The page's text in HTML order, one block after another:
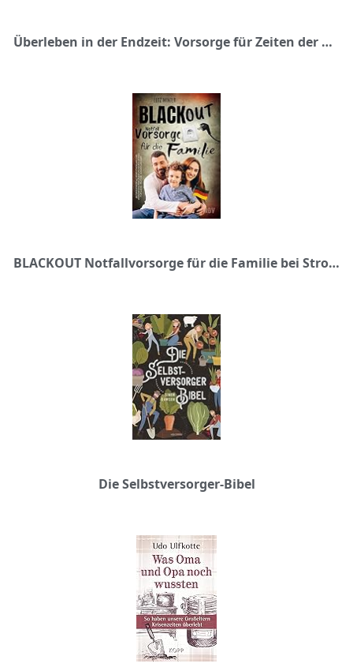
Überleben in der Endzeit: Vorsorge für Zeiten der Not
BLACKOUT Notfallvorsorge für die Familie bei Stromausfall in Deutschland: Das Krisenvorsorge Buch und Schutzengel für Vater - Mutter - Kinder und Baby
Die Selbstversorger-Bibel